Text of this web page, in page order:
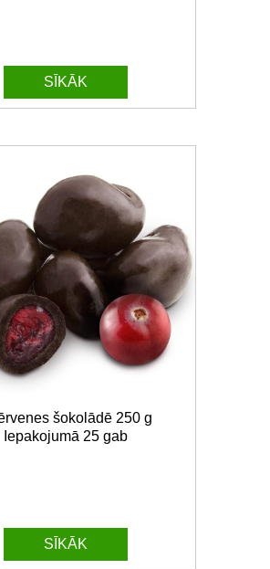
SĪKĀK
šokolādē 250 g
Iepakojumā 25 gab
SĪKĀK